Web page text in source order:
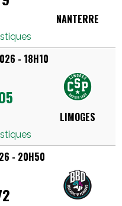
NANTERRE
- 18H10
LIMOGES
- 20H50